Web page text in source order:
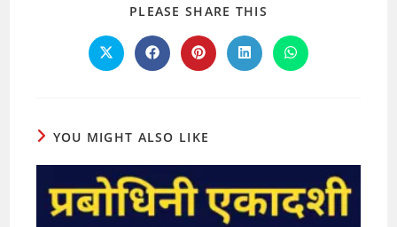
PLEASE SHARE THIS
CONTENT
Opens
in
Opens
in
Opens
in
Opens
in
Opens
in
YOU MIGHT ALSO LIKE